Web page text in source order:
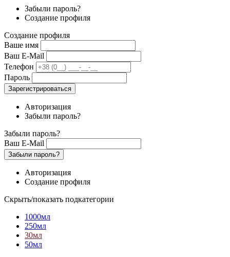
Забыли пароль?
Создание профиля
Создание профиля
Ваше имя
Ваш E-Mail
Телефон
Пароль
Зарегистрироваться
Авторизация
Забыли пароль?
Забыли пароль?
Ваш E-Mail
Забыли пароль?
Авторизация
Создание профиля
Скрыть/показать подкатегории
1000мл
250мл
30мл
50мл